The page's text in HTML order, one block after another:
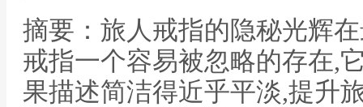
摘要：旅人戒指的隐秘光辉
戒指一个容易被忽略的存在,
果描述简洁得近乎平淡,提升